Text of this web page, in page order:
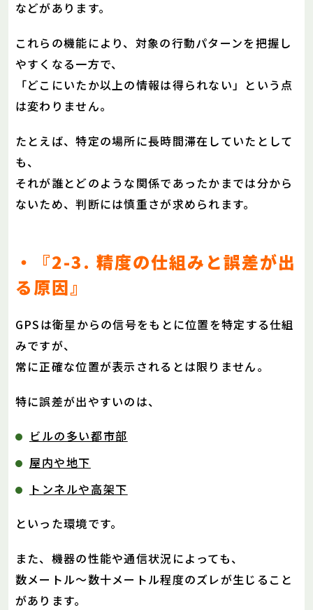
などがあります。
これらの機能により、対象の行動パターンを把握し
やすくなる一方で、
「どこにいたか以上の情報は得られない」という点
は変わりません。
たとえば、特定の場所に長時間滞在していたとして
も、
それが誰とどのような関係であったかまでは分から
ないため、判断には慎重さが求められます。
・『2-3. 精度の仕組みと誤差が出
る原因』
GPSは衛星からの信号をもとに位置を特定する仕組
みですが、
常に正確な位置が表示されるとは限りません。
特に誤差が出やすいのは、
ビルの多い都市部
屋内や地下
トンネルや高架下
といった環境です。
また、機器の性能や通信状況によっても、
数メートル〜数十メートル程度のズレが生じること
があります。